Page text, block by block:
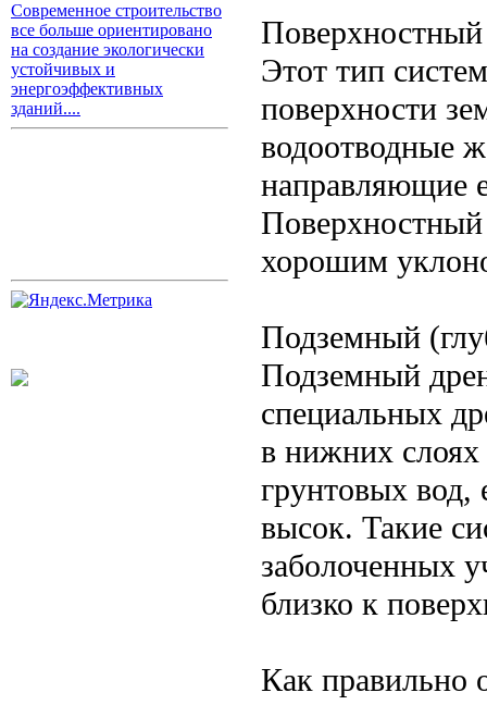
Современное строительство
все больше ориентировано
на создание экологически
устойчивых и
энергоэффективных
зданий....
Этот тип
поверхности
водоотводные
направляющие
Поверхностный
хорошим
Подземный
Подземный
специальных
в нижних
грунтовых вод,
высок. Такие
заболоченных
близко к
Как правильно